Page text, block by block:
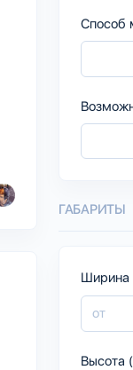
Способ
ГАБАРИТЫ
Высота